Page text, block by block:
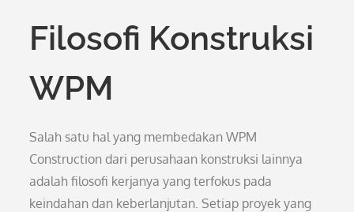
Filosofi Konstruksi
WPM
Salah satu hal yang membedakan WPM
Construction dari perusahaan konstruksi lainnya
adalah filosofi kerjanya yang terfokus pada
keindahan dan keberlanjutan. Setiap proyek yang